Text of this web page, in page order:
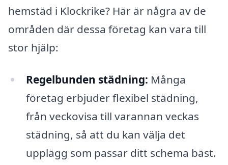
hemstäd i Klockrike? Här är några av de
områden där dessa företag kan vara till
stor hjälp:
Regelbunden städning: Många
företag erbjuder flexibel städning,
från veckovisa till varannan veckas
städning, så att du kan välja det
upplägg som passar ditt schema bäst.